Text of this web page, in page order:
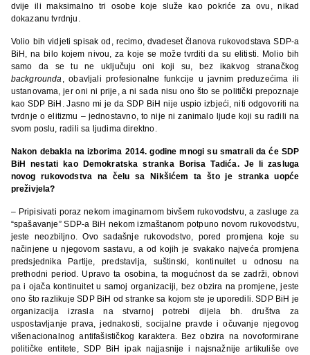
dvije ili maksimalno tri osobe koje služe kao pokriće za ovu, nikad
dokazanu tvrdnju.
Volio bih vidjeti spisak od, recimo, dvadeset članova rukovodstava SDP-a
BiH, na bilo kojem nivou, za koje se može tvrditi da su elitisti. Molio bih
samo da se tu ne uključuju oni koji su, bez ikakvog stranačkog
backgrounda
, obavljali profesionalne funkcije u javnim preduzećima ili
ustanovama, jer oni ni prije, a ni sada nisu ono što se politički prepoznaje
kao SDP BiH. Jasno mi je da SDP BiH nije uspio izbjeći, niti odgovoriti na
tvrdnje o elitizmu – jednostavno, to nije ni zanimalo ljude koji su radili na
svom poslu, radili sa ljudima direktno.
Nakon debakla na izborima 2014. godine mnogi su smatrali da će SDP
BiH nestati kao Demokratska stranka Borisa Tadića. Je li zasluga
novog rukovodstva na čelu sa Nikšićem ta što je stranka uopće
preživjela?
– Pripisivati poraz nekom imaginarnom bivšem rukovodstvu, a zasluge za
“spašavanje” SDP-a BiH nekom izmaštanom potpuno novom rukovodstvu,
jeste neozbiljno. Ovo sadašnje rukovodstvo, pored promjena koje su
načinjene u njegovom sastavu, a od kojih je svakako najveća promjena
predsjednika Partije, predstavlja, suštinski, kontinuitet u odnosu na
prethodni period. Upravo ta osobina, ta mogućnost da se zadrži, obnovi
pa i ojača kontinuitet u samoj organizaciji, bez obzira na promjene, jeste
ono što razlikuje SDP BiH od stranke sa kojom ste je uporedili. SDP BiH je
organizacija izrasla na stvarnoj potrebi dijela bh. društva za
uspostavljanje prava, jednakosti, socijalne pravde i očuvanje njegovog
višenacionalnog antifašističkog karaktera. Bez obzira na novoformirane
političke entitete, SDP BiH ipak najjasnije i najsnažnije artikuliše ove